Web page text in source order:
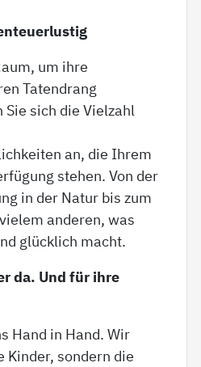
um ihre
Tatendrang
Sie sich die Vielzahl
an, die Ihrem
stehen. Von der
in der Natur bis zum
anderen, was
glücklich macht.
da. Und für ihre
Hand in Hand. Wir
Kinder, sondern die